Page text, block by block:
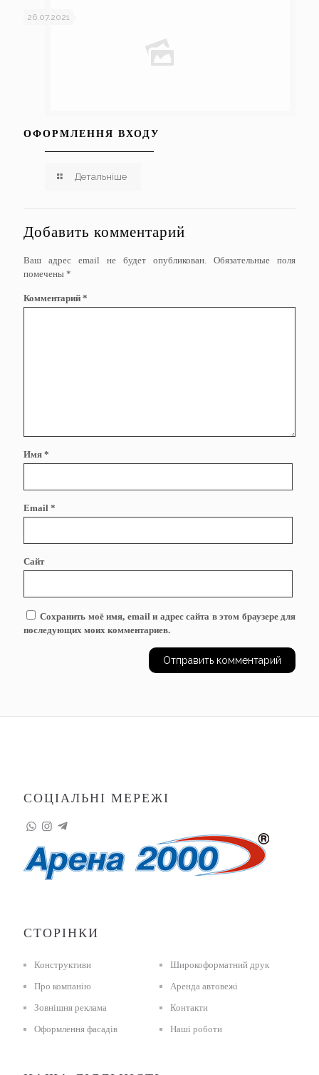
26.07.2021
ОФОРМЛЕННЯ ВХОДУ
Детальніше
Добавить комментарий
Ваш адрес email не будет опубликован.
Обязательные поля
помечены *
Комментарий *
Имя *
Email *
Сайт
Сохранить моё имя, email и адрес сайта в этом браузере для
последующих моих комментариев.
СОЦІАЛЬНІ МЕРЕЖІ
СТОРІНКИ
Конструктиви
Про компанію
Зовнішня реклама
Оформлення фасадів
Широкоформатний друк
Аренда автовежі
Контакти
Наші роботи